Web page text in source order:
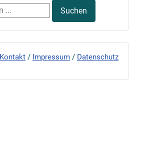
Suchen
Kontakt / Impressum / Datenschutz